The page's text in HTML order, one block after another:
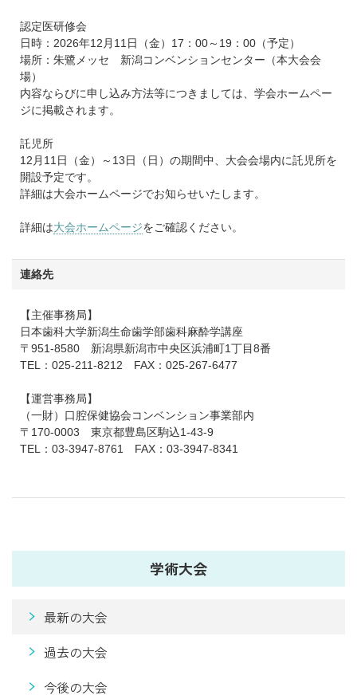
認定医研修会
日時：2026年12月11日（金）17：00～19：00（予定）
場所：朱鷺メッセ 新潟コンベンションセンター（本大会会
場）
内容ならびに申し込み方法等につきましては、学会ホームペー
ジに掲載されます。
託児所
12月11日（金）～13日（日）の期間中、大会会場内に託児所を
開設予定です。
詳細は大会ホームページでお知らせいたします。
詳細は大会ホームページをご確認ください。
連絡先
【主催事務局】
日本歯科大学新潟生命歯学部歯科麻酔学講座
〒951-8580 新潟県新潟市中央区浜浦町1丁目8番
TEL：025-211-8212 FAX：025-267-6477
【運営事務局】
（一財）口腔保健協会コンベンション事業部内
〒170-0003 東京都豊島区駒込1-43-9
TEL：03-3947-8761 FAX：03-3947-8341
学術大会
最新の大会
過去の大会
今後の大会